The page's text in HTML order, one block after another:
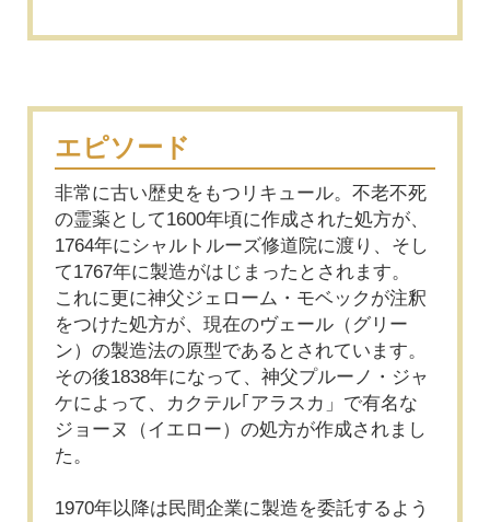
エピソード
非常に古い歴史をもつリキュール。不老不死
の霊薬として1600年頃に作成された処方が、
1764年にシャルトルーズ修道院に渡り、そし
て1767年に製造がはじまったとされます。
これに更に神父ジェローム・モベックが注釈
をつけた処方が、現在のヴェール（グリー
ン）の製造法の原型であるとされています。
その後1838年になって、神父プルーノ・ジャ
ケによって、カクテル｢アラスカ」で有名な
ジョーヌ（イエロー）の処方が作成されまし
た。
1970年以降は民間企業に製造を委託するよう